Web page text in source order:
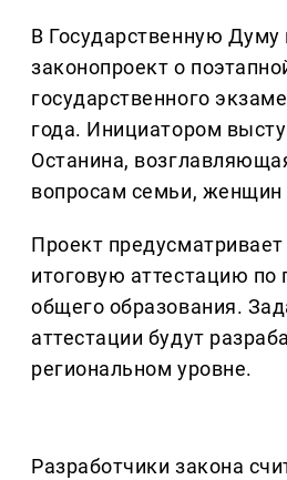
В Государственную Думу
законопроект о
государственного
года. Инициатором
Останина,
вопросам семьи, женщин
Проект
итоговую аттестацию по
общего образования.
аттестации будут
региональном уровне.
Разработчики закона